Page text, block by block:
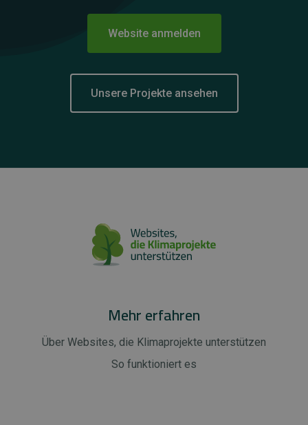
Website anmelden
Unsere Projekte ansehen
Mehr erfahren
Über Websites, die Klimaprojekte unterstützen
So funktioniert es